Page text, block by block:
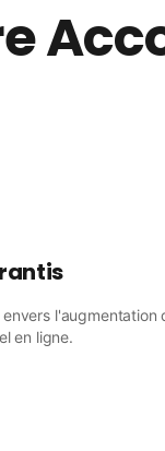
l'augmentation
en ligne.